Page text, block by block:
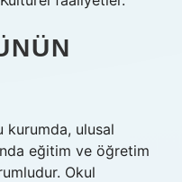
kurumda, ulusal
eğitim ve öğretim
Okul